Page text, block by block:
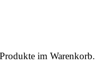
im Warenkorb.